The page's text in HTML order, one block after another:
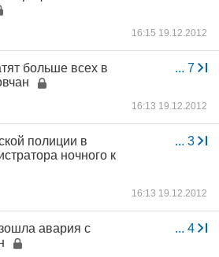
16:15 19.12.2012
... 7
больше всех в
16:13 19.12.2012
... 3
полиции в
ночного к
16:13 19.12.2012
... 4
авария с